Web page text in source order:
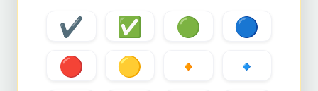
✔️ ✅ 🟢
🔵
🔴
🟡 🔸
🔹